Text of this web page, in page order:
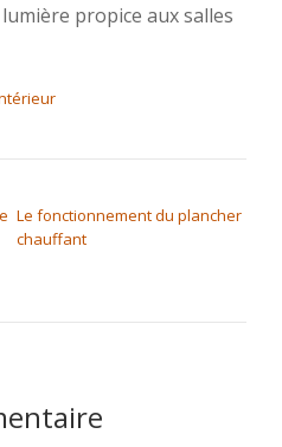
propice aux salles
Le fonctionnement du plancher
chauffant